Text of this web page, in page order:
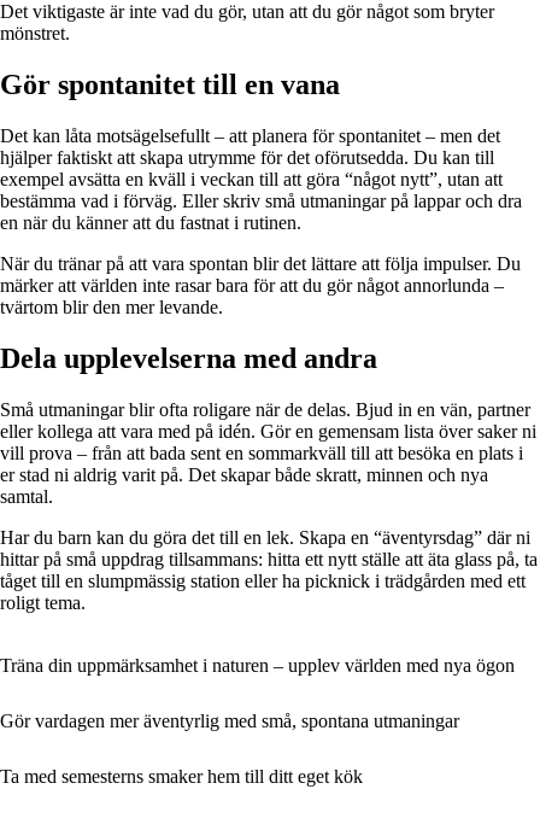
Det viktigaste är inte vad du gör, utan att du gör något som bryter
mönstret.
Gör spontanitet till en vana
Det kan låta motsägelsefullt – att planera för spontanitet – men det
hjälper faktiskt att skapa utrymme för det oförutsedda. Du kan till
exempel avsätta en kväll i veckan till att göra “något nytt”, utan att
bestämma vad i förväg. Eller skriv små utmaningar på lappar och dra
en när du känner att du fastnat i rutinen.
När du tränar på att vara spontan blir det lättare att följa impulser. Du
märker att världen inte rasar bara för att du gör något annorlunda –
tvärtom blir den mer levande.
Dela upplevelserna med andra
Små utmaningar blir ofta roligare när de delas. Bjud in en vän, partner
eller kollega att vara med på idén. Gör en gemensam lista över saker ni
vill prova – från att bada sent en sommarkväll till att besöka en plats i
er stad ni aldrig varit på. Det skapar både skratt, minnen och nya
samtal.
Har du barn kan du göra det till en lek. Skapa en “äventyrsdag” där ni
hittar på små uppdrag tillsammans: hitta ett nytt ställe att äta glass på, ta
tåget till en slumpmässig station eller ha picknick i trädgården med ett
roligt tema.
Träna din uppmärksamhet i naturen – upplev världen med nya ögon
Gör vardagen mer äventyrlig med små, spontana utmaningar
Ta med semesterns smaker hem till ditt eget kök